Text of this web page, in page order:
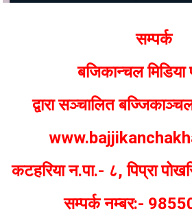
सम्पर्क
बजिकान्चल मिडिया
द्वारा सञ्चालित
कटहरिया न.पा.- ८, पिप्रा
सम्पर्क नम्बर:-